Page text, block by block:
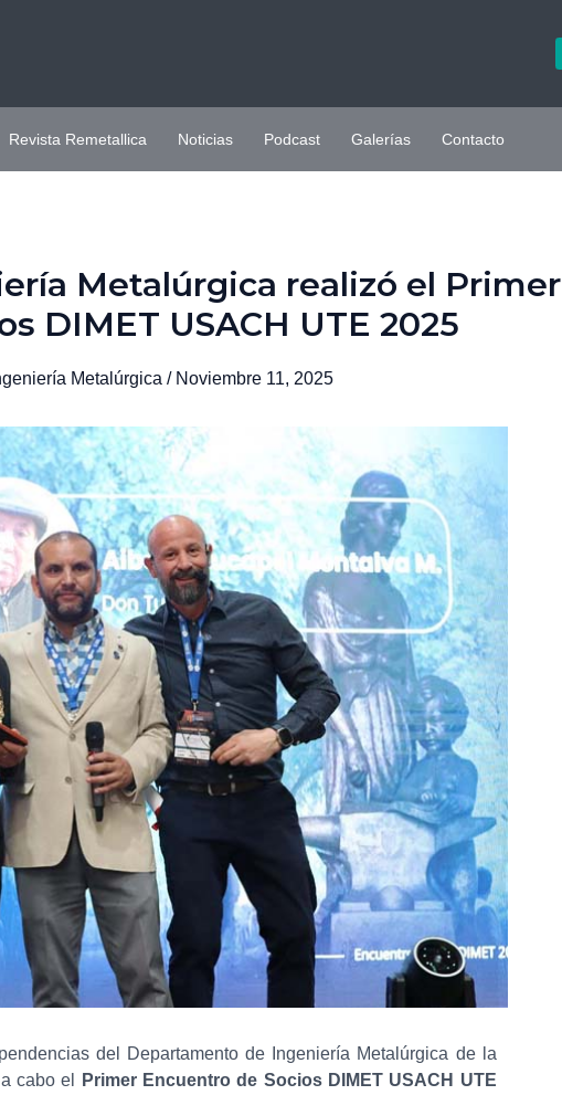
Revista Remetallica Noticias Podcast Galerías Contacto
Metalúrgica realizó el Primer
DIMET USACH UTE 2025
Metalúrgica / Noviembre 11, 2025
del Departamento de Ingeniería Metalúrgica de la
cabo el
Primer Encuentro de Socios DIMET USACH UTE